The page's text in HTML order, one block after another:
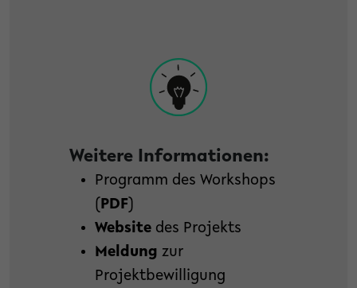
Weitere Informationen:
Programm des Workshops
( PDF )
Websitedes Projekts
Meldung zur
Projektbewilligung